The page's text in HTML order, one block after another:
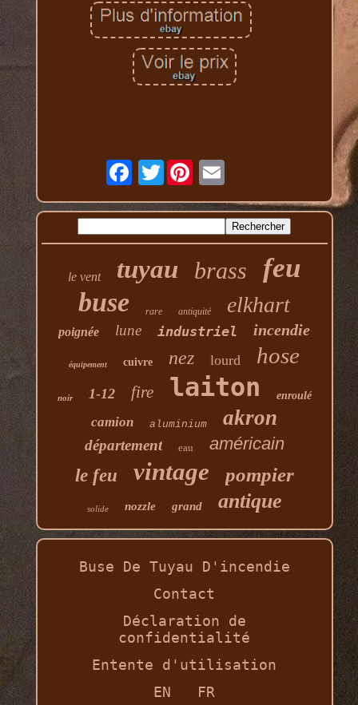
Twitter
le vent tuyau brass feu
buse rare antiquité elkhart
poignée lune industriel incendie
équipement cuivre nez lourd hose
noir 1-12 fire laiton enroulé
camion aluminium akron
département eau
américain
le feu
vintage pompier
solide nozzle grand antique
Buse De Tuyau D'incendie
Contact
Déclaration de
confidentialité
Entente d'utilisation
EN
FR